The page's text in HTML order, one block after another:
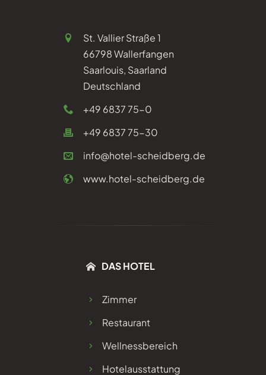
St. Vallier Straße 1
66798 Wallerfangen
Saarlouis, Saarland
Deutschland
+49 6837 75-0
+49 6837 75-30
info@hotel-scheidberg.de
www.hotel-scheidberg.de
DAS HOTEL
Zimmer
Restaurant
Wellnessbereich
Hotelausstattung